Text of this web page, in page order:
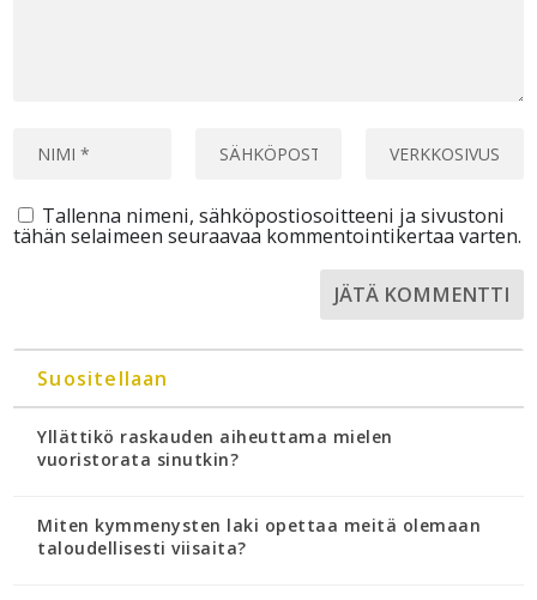
Tallenna nimeni, sähköpostiosoitteeni ja sivustoni
tähän selaimeen seuraavaa kommentointikertaa varten.
Suositellaan
Yllättikö raskauden aiheuttama mielen
vuoristorata sinutkin?
Miten kymmenysten laki opettaa meitä olemaan
taloudellisesti viisaita?